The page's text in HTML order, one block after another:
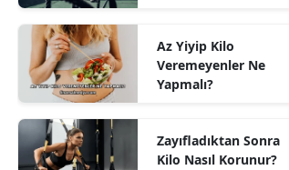
Az Yiyip Kilo
Veremeyenler Ne
Yapmalı?
Zayıfladıktan Sonra
Kilo Nasıl Korunur?